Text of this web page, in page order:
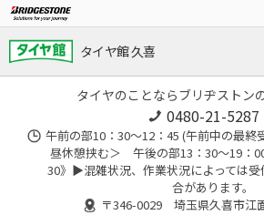
タイヤ館 久喜
タイヤのことならブリヂストン
0480-21-5287
午前の部10：30～12：45 (午前中の最
昼休憩挟む＞ 午後の部13：30～19：
30》▶︎混雑状況、作業状況によっては受
合があります。
〒346-0029 埼玉県久喜市江